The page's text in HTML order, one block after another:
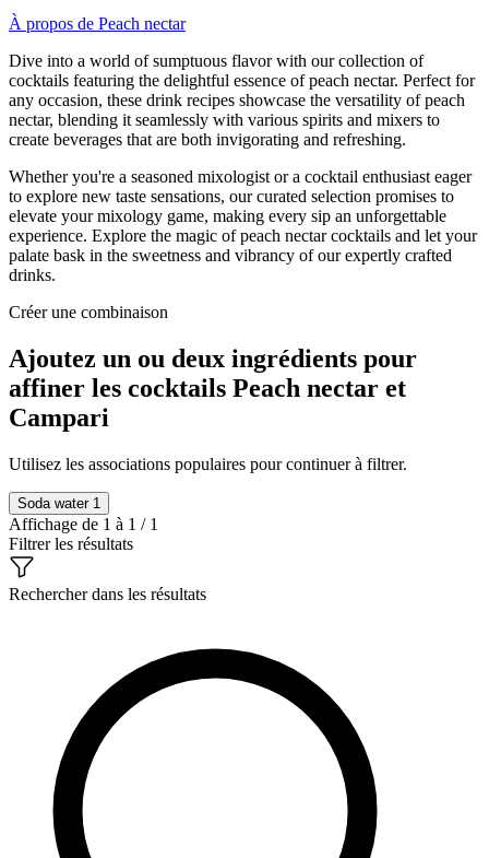
À propos de Peach nectar
Dive into a world of sumptuous flavor with our collection of
cocktails featuring the delightful essence of peach nectar. Perfect for
any occasion, these drink recipes showcase the versatility of peach
nectar, blending it seamlessly with various spirits and mixers to
create beverages that are both invigorating and refreshing.
Whether you're a seasoned mixologist or a cocktail enthusiast eager
to explore new taste sensations, our curated selection promises to
elevate your mixology game, making every sip an unforgettable
experience. Explore the magic of peach nectar cocktails and let your
palate bask in the sweetness and vibrancy of our expertly crafted
drinks.
Créer une combinaison
Ajoutez un ou deux ingrédients pour
affiner les cocktails Peach nectar et
Campari
Utilisez les associations populaires pour continuer à filtrer.
Soda water 1
Affichage de 1 à 1 / 1
Filtrer les résultats
Rechercher dans les résultats